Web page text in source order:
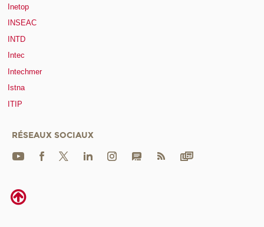
Inetop
INSEAC
INTD
Intec
Intechmer
Istna
ITIP
RÉSEAUX SOCIAUX